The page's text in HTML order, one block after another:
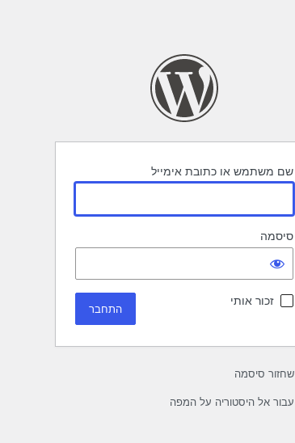
שם משתמש או כתובת אימייל
סיסמה
זכור אותי
שחזור סיסמה
עבור אל היסטוריה על המפה